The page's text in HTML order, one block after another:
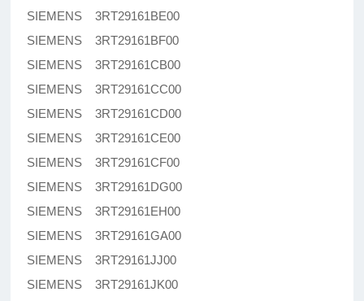
SIEMENS 3RT29161BE00
SIEMENS 3RT29161BF00
SIEMENS 3RT29161CB00
SIEMENS 3RT29161CC00
SIEMENS 3RT29161CD00
SIEMENS 3RT29161CE00
SIEMENS 3RT29161CF00
SIEMENS 3RT29161DG00
SIEMENS 3RT29161EH00
SIEMENS 3RT29161GA00
SIEMENS 3RT29161JJ00
SIEMENS 3RT29161JK00